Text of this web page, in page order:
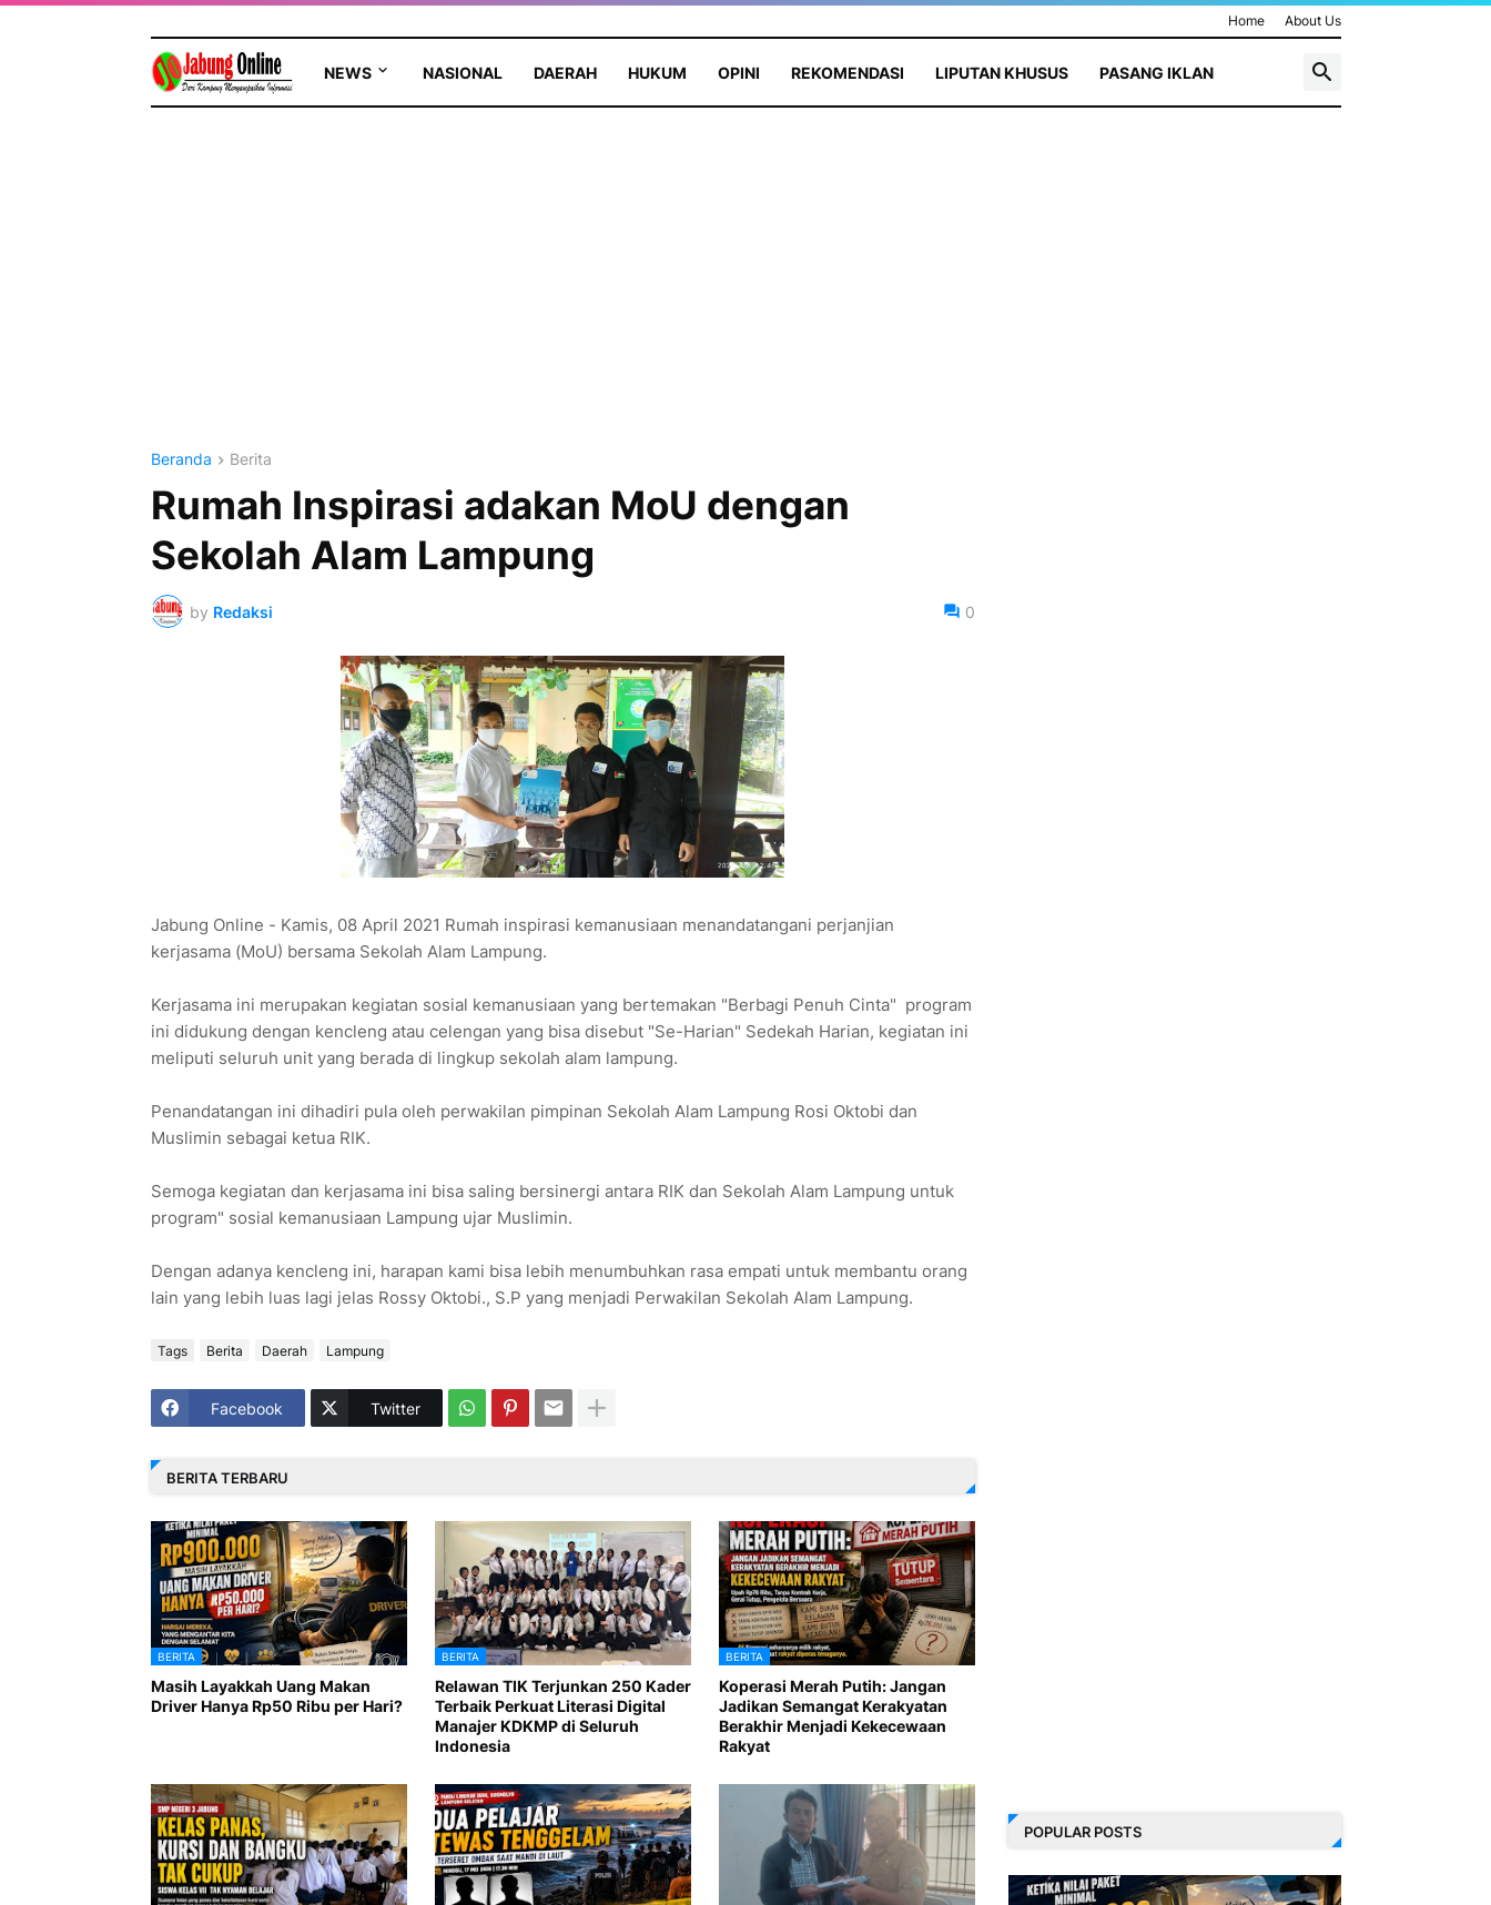
Home About Us
NEWS NASIONAL DAERAH HUKUM OPINI REKOMENDASI LIPUTAN KHUSUS PASANG IKLAN
Beranda Berita
Rumah Inspirasi adakan MoU dengan
Sekolah Alam Lampung
by Redaksi 0
Jabung Online - Kamis, 08 April 2021 Rumah inspirasi kemanusiaan menandatangani perjanjian
kerjasama (MoU) bersama Sekolah Alam Lampung.
Kerjasama ini merupakan kegiatan sosial kemanusiaan yang bertemakan "Berbagi Penuh Cinta" program
ini didukung dengan kencleng atau celengan yang bisa disebut "Se-Harian" Sedekah Harian, kegiatan ini
meliputi seluruh unit yang berada di lingkup sekolah alam lampung.
Penandatangan ini dihadiri pula oleh perwakilan pimpinan Sekolah Alam Lampung Rosi Oktobi dan
Muslimin sebagai ketua RIK.
Semoga kegiatan dan kerjasama ini bisa saling bersinergi antara RIK dan Sekolah Alam Lampung untuk
program" sosial kemanusiaan Lampung ujar Muslimin.
Dengan adanya kencleng ini, harapan kami bisa lebih menumbuhkan rasa empati untuk membantu orang
lain yang lebih luas lagi jelas Rossy Oktobi., S.P yang menjadi Perwakilan Sekolah Alam Lampung.
Tags Berita Daerah Lampung
Facebook Twitter
BERITA TERBARU
BERITA
Masih Layakkah Uang Makan
Driver Hanya Rp50 Ribu per Hari?
BERITA
Relawan TIK Terjunkan 250 Kader
Terbaik Perkuat Literasi Digital
Manajer KDKMP di Seluruh
Indonesia
BERITA
Koperasi Merah Putih: Jangan
Jadikan Semangat Kerakyatan
Berakhir Menjadi Kekecewaan
Rakyat
POPULAR POSTS